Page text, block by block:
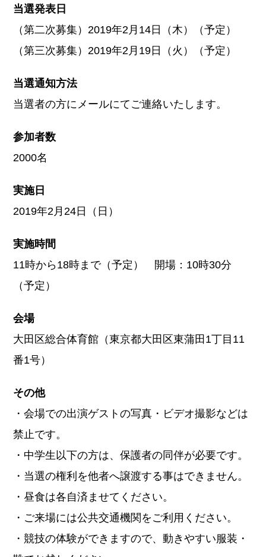
当選発表日
（第二次募集）2019年2月14日（木）（予定）
（第三次募集）2019年2月19日（火）（予定）
当選通知方法
当選者の方にメールにてご連絡いたします。
参加者数
2000名
実施日
2019年2月24日（日）
実施時間
11時から18時まで（予定） 開場：10時30分
（予定）
会場
大田区総合体育館（東京都大田区東蒲田1丁目11
番1号）
その他
・会場での出演ゲストの写真・ビデオ撮影などは
禁止です。
・中学生以下の方は、保護者の同伴が必要です。
・当選の権利を他者へ譲渡する事はできません。
・昼食は各自済ませてください。
・ご来場には公共交通機関をご利用ください。
・競技の体験ができますので、動きやすい服装・